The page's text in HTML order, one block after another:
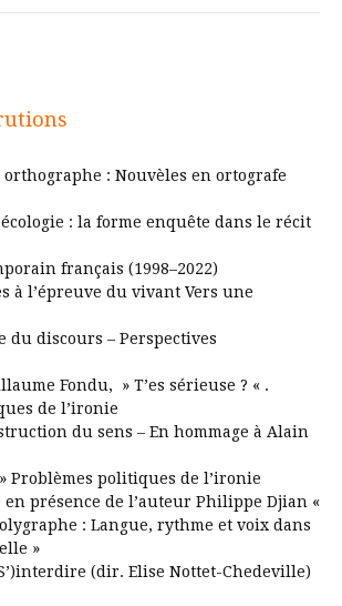
: Nouvèles en ortografe
: la forme enquête dans le récit
français (1998–2022)
à l’épreuve du vivant Vers une
du discours – Perspectives
Fondu, » T’es sérieuse ? « .
de l’ironie
du sens – En hommage à Alain
» Problèmes politiques de l’ironie
en présence de l’auteur Philippe Djian «
: Langue, rythme et voix dans
»
(dir. Elise Nottet-Chedeville)